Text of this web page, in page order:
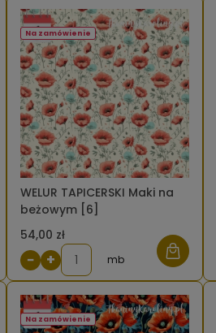
WELUR TAPICERSKI Maki na
beżowym [6]
54,00 zł
Na zamówienie
− + mb
Na zamówienie